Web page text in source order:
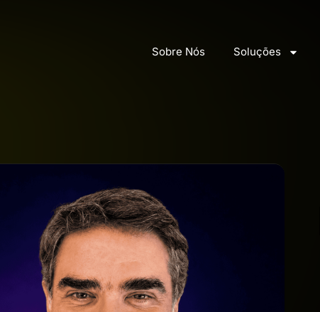
Sobre Nós Soluções